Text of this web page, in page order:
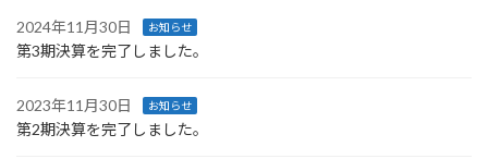
2024年11月30日 お知らせ
第3期決算を完了しました。
2023年11月30日 お知らせ
第2期決算を完了しました。